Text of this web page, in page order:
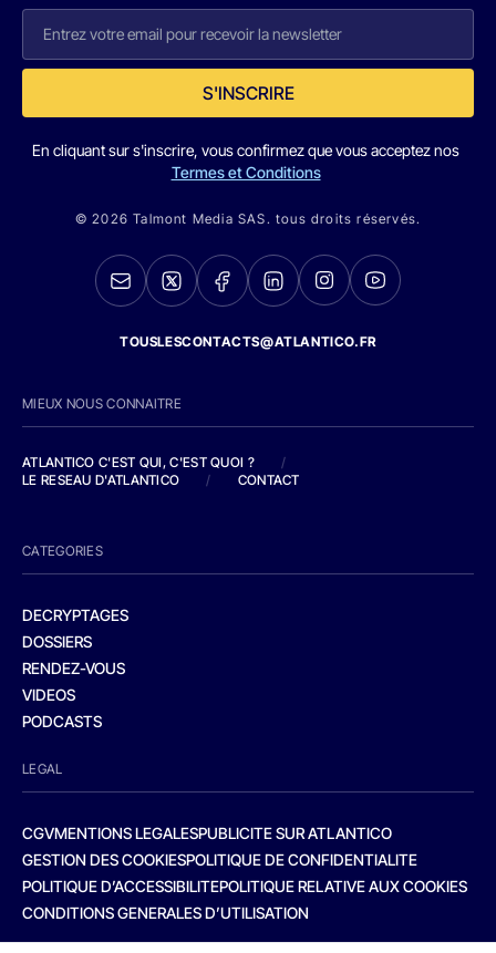
S'INSCRIRE
En cliquant sur s'inscrire, vous confirmez que vous acceptez nos
Termes et Conditions
© 2026 Talmont Media SAS. tous droits réservés.
TOUSLESCONTACTS@ATLANTICO.FR
MIEUX NOUS CONNAITRE
ATLANTICO C'EST QUI, C'EST QUOI ?
/
LE RESEAU D'ATLANTICO
/ CONTACT
CATEGORIES
DECRYPTAGES
DOSSIERS
RENDEZ-VOUS
VIDEOS
PODCASTS
LEGAL
CGVMENTIONS LEGALESPUBLICITE SUR ATLANTICO
GESTION DES COOKIESPOLITIQUE DE CONFIDENTIALITE
POLITIQUE D’ACCESSIBILITEPOLITIQUE RELATIVE AUX COOKIES
CONDITIONS GENERALES D’UTILISATION